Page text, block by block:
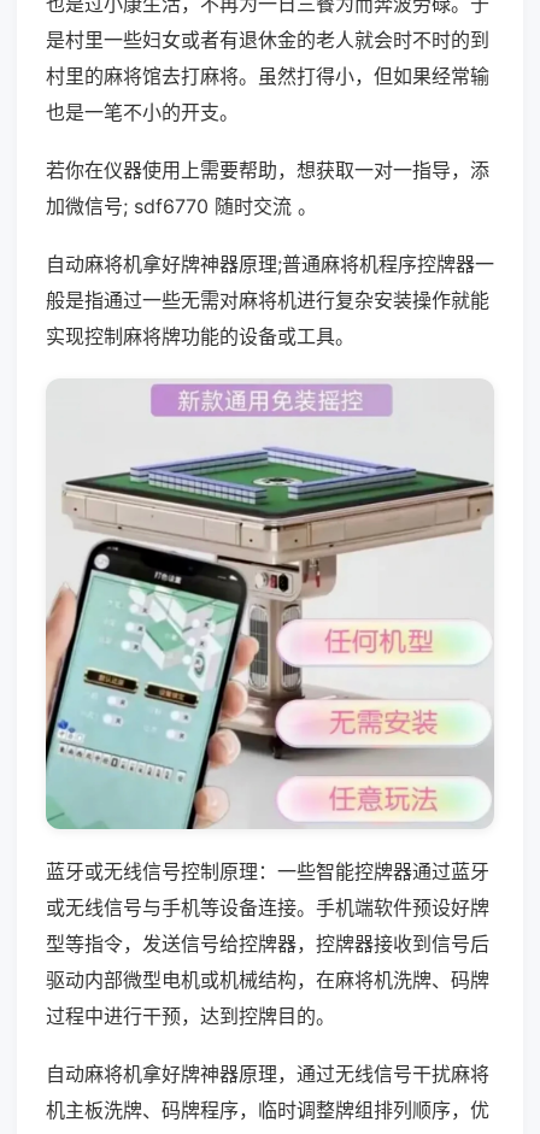
是村里一些妇女或者有退休金的老人就会时不时的到
村里的麻将馆去打麻将。虽然打得小，但如果经常输
也是一笔不小的开支。
若你在仪器使用上需要帮助，想获取一对一指导，添
加微信号; sdf6770 随时交流 。
自动麻将机拿好牌神器原理;普通麻将机程序控牌器一
般是指通过一些无需对麻将机进行复杂安装操作就能
实现控制麻将牌功能的设备或工具。
蓝牙或无线信号控制原理：一些智能控牌器通过蓝牙
或无线信号与手机等设备连接。手机端软件预设好牌
型等指令，发送信号给控牌器，控牌器接收到信号后
驱动内部微型电机或机械结构，在麻将机洗牌、码牌
过程中进行干预，达到控牌目的。
自动麻将机拿好牌神器原理，通过无线信号干扰麻将
机主板洗牌、码牌程序，临时调整牌组排列顺序，优